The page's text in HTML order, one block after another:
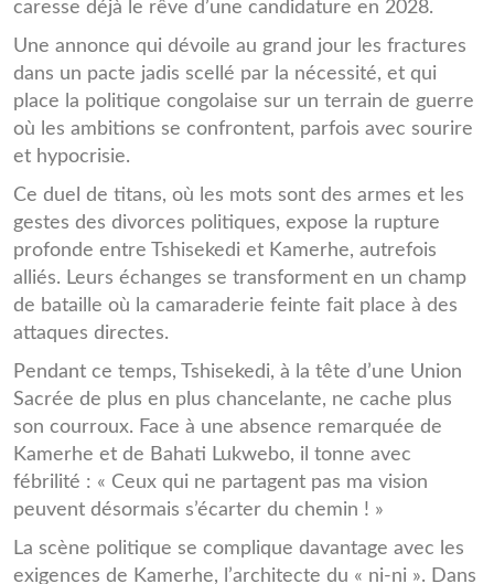
caresse déjà le rêve d’une candidature en 2028.
Une annonce qui dévoile au grand jour les fractures
dans un pacte jadis scellé par la nécessité, et qui
place la politique congolaise sur un terrain de guerre
où les ambitions se confrontent, parfois avec sourire
et hypocrisie.
Ce duel de titans, où les mots sont des armes et les
gestes des divorces politiques, expose la rupture
profonde entre Tshisekedi et Kamerhe, autrefois
alliés. Leurs échanges se transforment en un champ
de bataille où la camaraderie feinte fait place à des
attaques directes.
Pendant ce temps, Tshisekedi, à la tête d’une Union
Sacrée de plus en plus chancelante, ne cache plus
son courroux. Face à une absence remarquée de
Kamerhe et de Bahati Lukwebo, il tonne avec
fébrilité : « Ceux qui ne partagent pas ma vision
peuvent désormais s’écarter du chemin ! »
La scène politique se complique davantage avec les
exigences de Kamerhe, l’architecte du « ni-ni ». Dans